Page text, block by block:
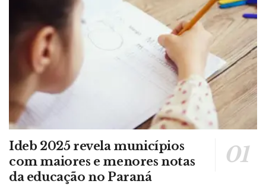
Ideb 2025 revela municípios
com maiores e menores notas
da educação no Paraná